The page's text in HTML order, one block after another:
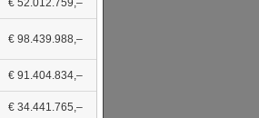
€ 52.012.759,–
€ 98.439.988,–
€ 91.404.834,–
€ 34.441.765,–